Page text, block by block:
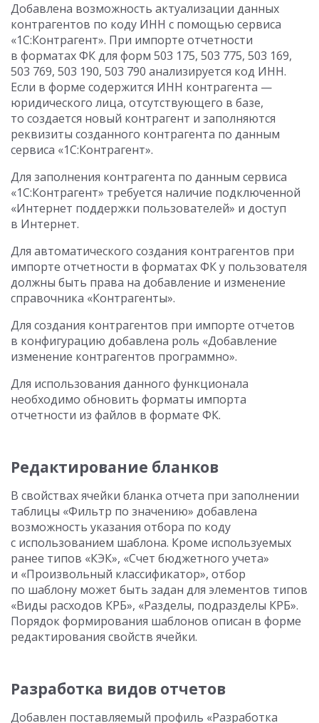
Добавлена возможность актуализации данных
контрагентов по коду ИНН с помощью сервиса
«1С:Контрагент». При импорте отчетности
в форматах ФК для форм 503 175, 503 775, 503 169,
503 769, 503 190, 503 790 анализируется код ИНН.
Если в форме содержится ИНН контрагента —
юридического лица, отсутствующего в базе,
то создается новый контрагент и заполняются
реквизиты созданного контрагента по данным
сервиса «1С:Контрагент».
Для заполнения контрагента по данным сервиса
«1С:Контрагент» требуется наличие подключенной
«Интернет поддержки пользователей» и доступ
в Интернет.
Для автоматического создания контрагентов при
импорте отчетности в форматах ФК у пользователя
должны быть права на добавление и изменение
справочника «Контрагенты».
Для создания контрагентов при импорте отчетов
в конфигурацию добавлена роль «Добавление
изменение контрагентов программно».
Для использования данного функционала
необходимо обновить форматы импорта
отчетности из файлов в формате ФК.
Редактирование бланков
В свойствах ячейки бланка отчета при заполнении
таблицы «Фильтр по значению» добавлена
возможность указания отбора по коду
с использованием шаблона. Кроме используемых
ранее типов «КЭК», «Счет бюджетного учета»
и «Произвольный классификатор», отбор
по шаблону может быть задан для элементов типов
«Виды расходов КРБ», «Разделы, подразделы КРБ».
Порядок формирования шаблонов описан в форме
редактирования свойств ячейки.
Разработка видов отчетов
Добавлен поставляемый профиль «Разработка